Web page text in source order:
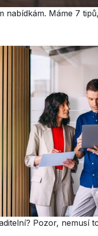
nabídkám. Máme 7
Pozor, nemusí